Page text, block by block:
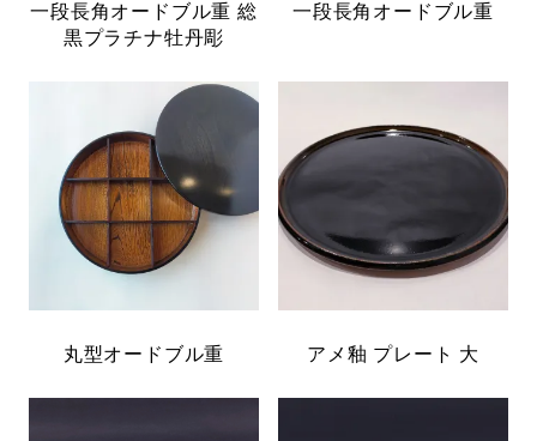
一段長角オードブル重 総
黒プラチナ牡丹彫
一段長角オードブル重
丸型オードブル重 アメ釉 プレート 大